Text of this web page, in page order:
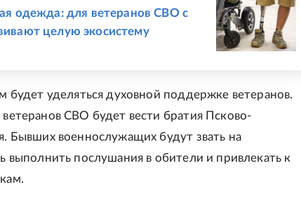
одежда: для ветеранов СВО с
целую экосистему
будет уделяться духовной поддержке ветеранов.
СВО будет вести братия Псково-
Бывших военнослужащих будут звать на
выполнить послушания в обители и привлекать к